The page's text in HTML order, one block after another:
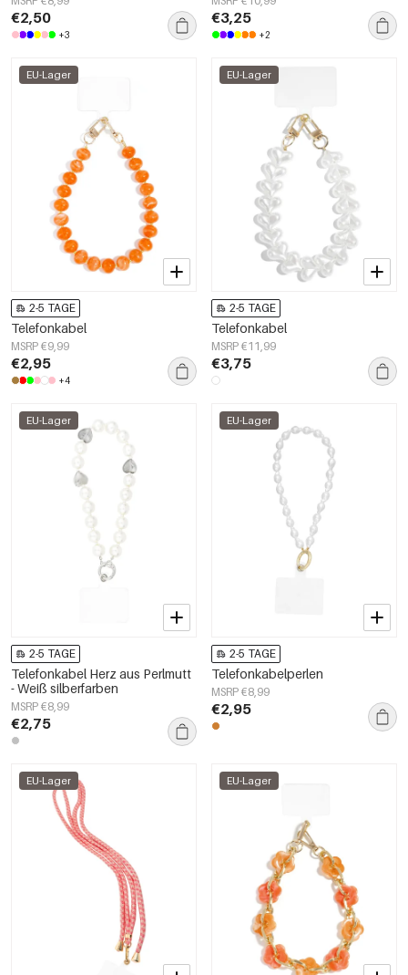
€2,50
+3
€3,25
+2
EU-Lager
2-5 TAGE
Telefonkabel
MSRP €9,99
€2,95
+4
EU-Lager
2-5 TAGE
Telefonkabel
MSRP €11,99
€3,75
EU-Lager
2-5 TAGE
Telefonkabel Herz aus Perlmutt
- Weiß silberfarben
MSRP €8,99
€2,75
EU-Lager
2-5 TAGE
Telefonkabelperlen
MSRP €8,99
€2,95
EU-Lager EU-Lager